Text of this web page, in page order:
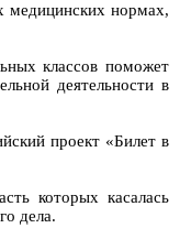
медицинских нормах,
классов поможет
деятельности в
проект «Билет в
которых касалась
дела.